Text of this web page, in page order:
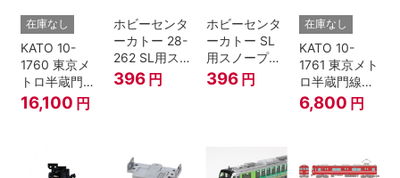
在庫なし
KATO 10-
1760 東京メ
トロ半蔵門線
18000系 基本
6両セット N
16,100 円
ホビーセンタ
ーカトー 28-
262 SL用スノ
ープロウ1 前
面用 Nゲージ
396 円
ホビーセンタ
ーカトー SL
用スノープロ
ウ① 前面用
396 円
在庫なし
KATO 10-
1761 東京メト
ロ半蔵門線
18000系 増結
4両セット N
6,800 円